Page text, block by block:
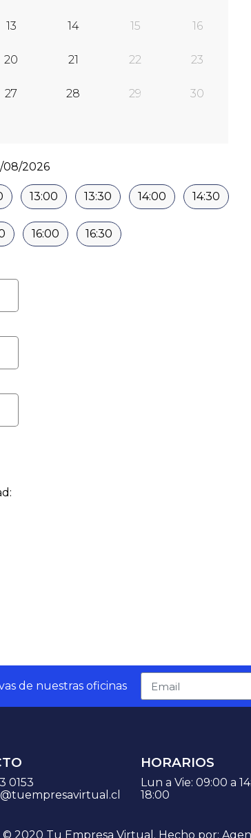
13 14 15 16
20 21 22 23
27 28 29 30
08/2026
13:00 13:30 14:00 14:30
16:00 16:30
de nuestras oficinas
0153
HORARIOS
Lun a Vie: 09:00 a
18:00
2020 Tu Empresa Virtual. Hecho por: